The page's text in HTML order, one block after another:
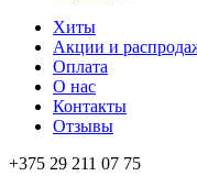
Хиты
Акции и
Оплата
О нас
Контакты
Отзывы
+375 29 211 07 75